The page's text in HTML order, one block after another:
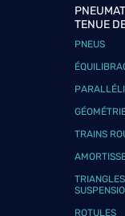
7
23.57
km
50
8
25.05
km
TENUE
PNEUS
TRAINS
ROTULES